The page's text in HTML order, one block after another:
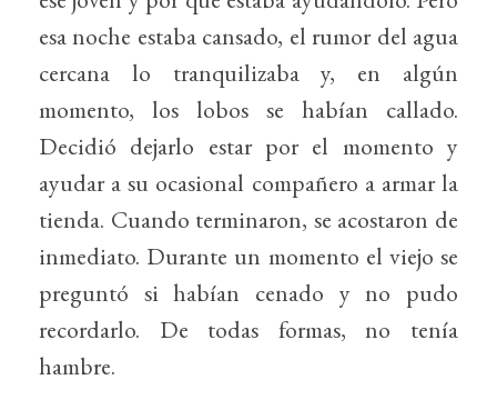
esa noche estaba cansado, el rumor del agua
cercana lo tranquilizaba y, en algún
momento, los lobos se habían callado.
Decidió dejarlo estar por el momento y
ayudar a su ocasional compañero a armar la
tienda. Cuando terminaron, se acostaron de
inmediato. Durante un momento el viejo se
preguntó si habían cenado y no pudo
recordarlo. De todas formas, no tenía
hambre.